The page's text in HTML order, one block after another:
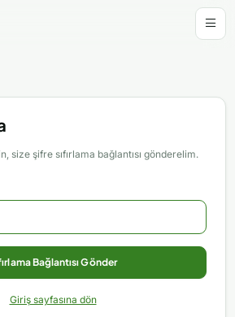
size şifre sıfırlama bağlantısı gönderelim.
Bağlantısı Gönder
Giriş sayfasına dön